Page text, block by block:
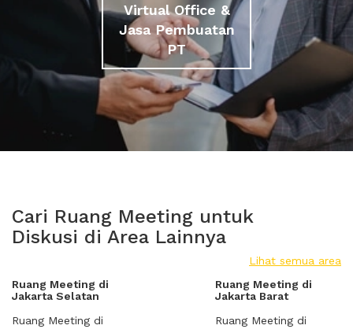
Virtual Office &
Jasa Pembuatan
PT
Cari Ruang Meeting untuk
Diskusi di Area Lainnya
Lihat semua area
Ruang Meeting di
Jakarta Selatan
Ruang Meeting di
Ruang Meeting di
Jakarta Barat
Ruang Meeting di